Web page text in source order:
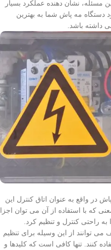
مسئله، نشان دهنده عملکرد بسیار
مه پاش شما به بهترین
داشته باشد.
در واقع به عنوان اتاق کنترل این
که با استفاده از آن می توان اجزا
کنترل و تنظیم کرد.
توانند از این وسیله برای تنظیم
کنند. تنها کافی است که کلیدها و